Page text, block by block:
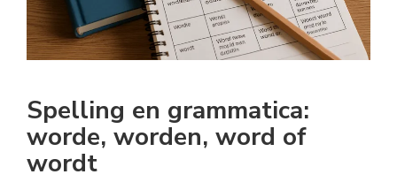
Spelling en grammatica:
worde, worden, word of
wordt